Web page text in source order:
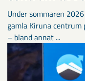
Under sommaren
gamla Kiruna centrum
– bland annat ...